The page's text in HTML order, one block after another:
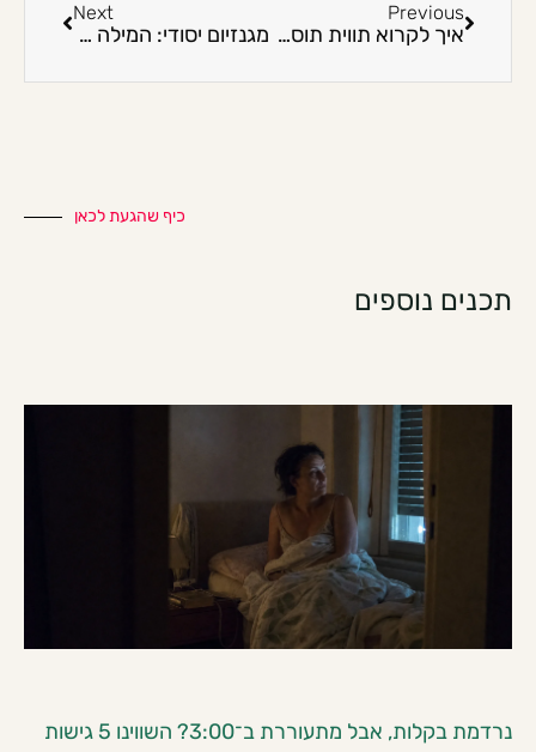
Previous
איך לקרוא תווית תוסף בלי ללכת לאיבוד?
Next
מגנזיום יסודי: המילה הקטנה שקובעת אם הבנת את המינון
כיף שהגעת לכאן
תכנים נוספים
נרדמת בקלות, אבל מתעוררת ב־3:00? השווינו 5 גישות